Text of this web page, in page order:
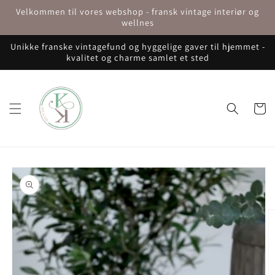
Gå til
Velkommen til vores webshop - fransk vintage interiør og
wellnes
Unikke franske vintagefund og hyggelige gaver til hjemmet -
kvalitet og charme samlet et sted
til